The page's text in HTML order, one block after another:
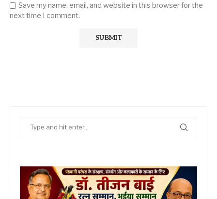
Save my name, email, and website in this browser for the
next time I comment.